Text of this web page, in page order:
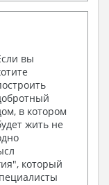
вы
в котором
жить не
который